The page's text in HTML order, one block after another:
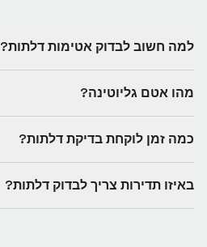
למה חשוב לבדוק אטימות דלתות?
מהו אטם גליוטינה?
כמה זמן לוקחת בדיקת דלתות?
באיזו תדירות צריך לבדוק דלתות?